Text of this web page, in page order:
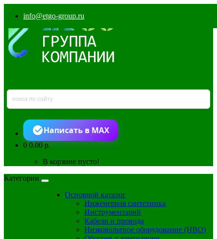
info@etgo-group.ru
Написать в MAX
00.00 р.
В корзине пусто!
Категории
Основной каталог
Инженерная сантехника
Инструментарий
Кабели и провода
Низковольтное оборудование (НВО)